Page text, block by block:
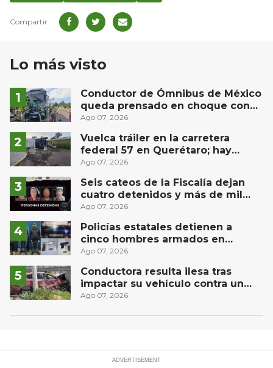
Lo más visto
Conductor de Ómnibus de México
queda prensado en choque con
materialista en San Juan del Río
Ago 07, 2026
Vuelca tráiler en la carretera
federal 57 en Querétaro; hay
derrame de combustible
Ago 07, 2026
Seis cateos de la Fiscalía dejan
cuatro detenidos y más de mil
dosis aseguradas en Querétaro
Ago 07, 2026
Policías estatales detienen a
cinco hombres armados en
Puebla capital
Ago 07, 2026
Conductora resulta ilesa tras
impactar su vehículo contra un
muro en Huimilpan
Ago 07, 2026